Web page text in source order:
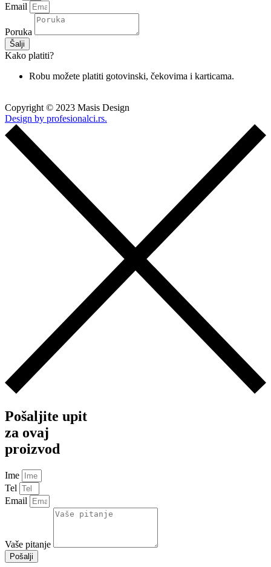
Email
Poruka
Šalji
Kako platiti?
Robu možete platiti gotovinski, čekovima i karticama.
Copyright © 2023 Masis Design
Design by profesionalci.rs.
Pošaljite upit
za ovaj
proizvod
Ime
Tel
Email
Vaše pitanje
Pošalji